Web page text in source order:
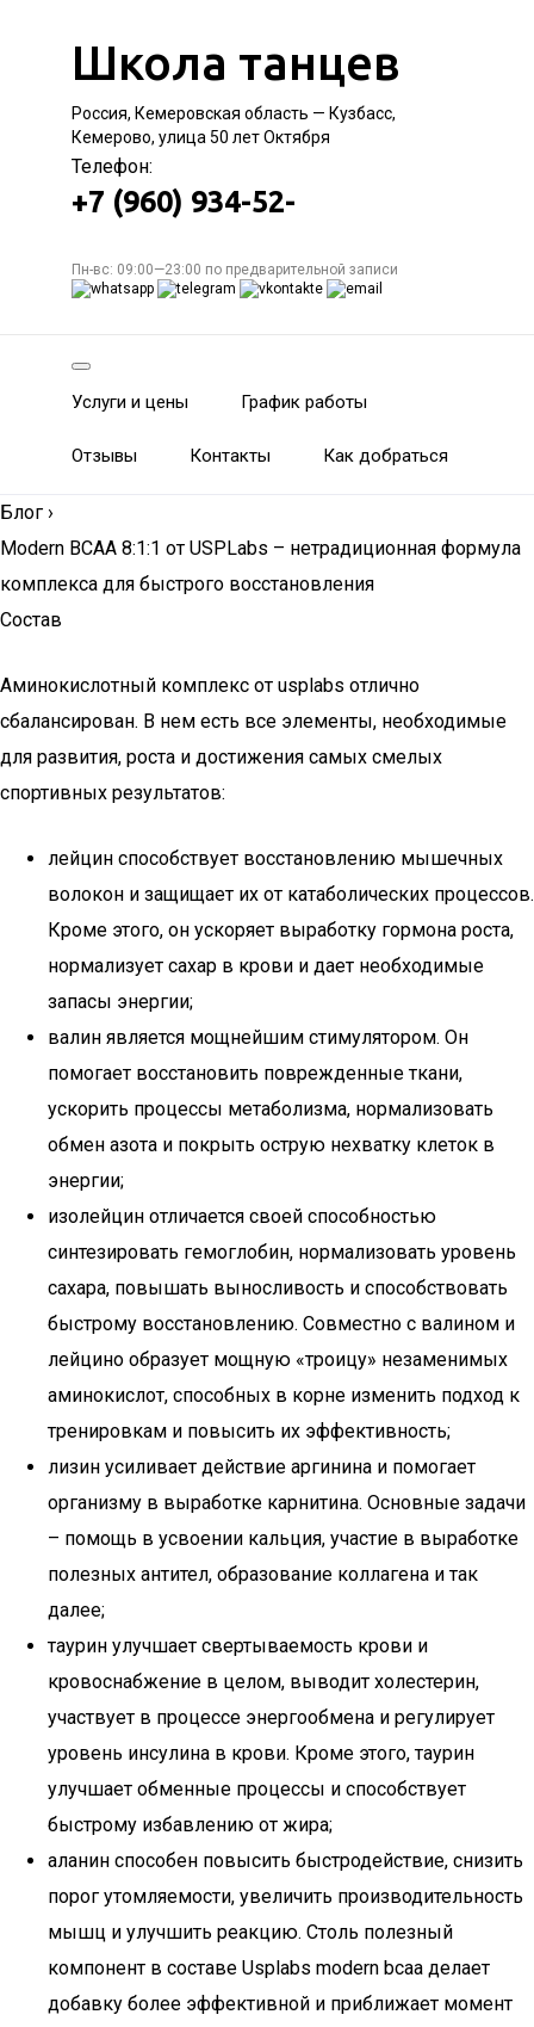
Школа танцев
Россия, Кемеровская область — Кузбасс,
Кемерово, улица 50 лет Октября
Телефон:
+7 (960) 934-52-
Пн-вс: 09:00—23:00 по предварительной записи
Услуги и цены График работы
Отзывы Контакты Как добраться
Блог ›
Modern BCAA 8:1:1 от USPLabs – нетрадиционная формула
комплекса для быстрого восстановления
Состав
Аминокислотный комплекс от usplabs отлично
сбалансирован. В нем есть все элементы, необходимые
для развития, роста и достижения самых смелых
спортивных результатов:
лейцин способствует восстановлению мышечных
волокон и защищает их от катаболических процессов.
Кроме этого, он ускоряет выработку гормона роста,
нормализует сахар в крови и дает необходимые
запасы энергии;
валин является мощнейшим стимулятором. Он
помогает восстановить поврежденные ткани,
ускорить процессы метаболизма, нормализовать
обмен азота и покрыть острую нехватку клеток в
энергии;
изолейцин отличается своей способностью
синтезировать гемоглобин, нормализовать уровень
сахара, повышать выносливость и способствовать
быстрому восстановлению. Совместно с валином и
лейцино образует мощную «троицу» незаменимых
аминокислот, способных в корне изменить подход к
тренировкам и повысить их эффективность;
лизин усиливает действие аргинина и помогает
организму в выработке карнитина. Основные задачи
– помощь в усвоении кальция, участие в выработке
полезных антител, образование коллагена и так
далее;
таурин улучшает свертываемость крови и
кровоснабжение в целом, выводит холестерин,
участвует в процессе энергообмена и регулирует
уровень инсулина в крови. Кроме этого, таурин
улучшает обменные процессы и способствует
быстрому избавлению от жира;
аланин способен повысить быстродействие, снизить
порог утомляемости, увеличить производительность
мышц и улучшить реакцию. Столь полезный
компонент в составе Usplabs modern bcaa делает
добавку более эффективной и приближает момент